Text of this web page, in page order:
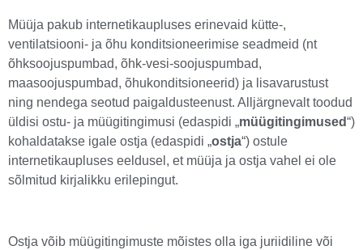
Müüja pakub internetikaupluses erinevaid kütte-,
ventilatsiooni- ja õhu konditsioneerimise seadmeid (nt
õhksoojuspumbad, õhk-vesi-soojuspumbad,
maasoojuspumbad, õhukonditsioneerid) ja lisavarustust
ning nendega seotud paigaldusteenust. Alljärgnevalt toodud
üldisi ostu- ja müügitingimusi (edaspidi „müügitingimused“)
kohaldatakse igale ostja (edaspidi „ostja“) ostule
internetikaupluses eeldusel, et müüja ja ostja vahel ei ole
sõlmitud kirjalikku erilepingut.
Ostja võib müügitingimuste mõistes olla iga juriidiline või